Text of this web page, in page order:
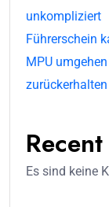
unkompliziert
Führerschein
MPU
zurückerhalten
Es sind keine